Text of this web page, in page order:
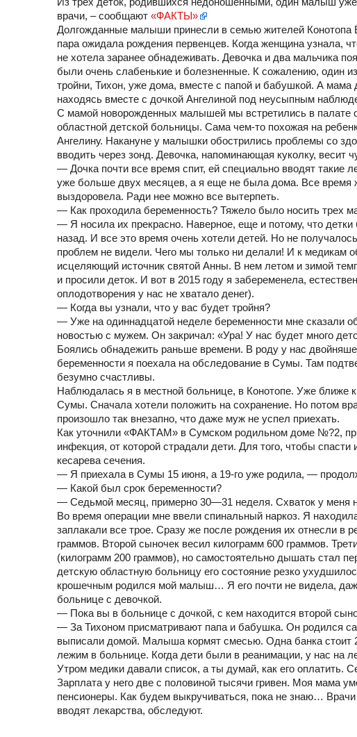
врачи, – сообщают «ФАКТЫ»
Долгожданные малыши принесли в семью жителей Конотопа
пара ожидала рождения первенцев. Когда женщина узнала,
не хотела заранее обнадеживать. Девочка и два мальчика
были очень слабенькие и болезненные. К сожалению, один
тройни, Тихон, уже дома, вместе с папой и бабушкой. А мама
находясь вместе с дочкой Ангелиной под неусыпным
С мамой новорожденных малышей мы встретились в
областной детской больницы. Сама чем-то похожая на
Ангелину. Накануне у малышки обострились проблемы со
вводить через зонд. Девочка, напоминающая куколку, весит
— Дочка почти все время спит, ей специально вводят
уже больше двух месяцев, а я еще не была дома. Все время
выздоровела. Ради нее можно все вытерпеть.
— Как проходила беременность? Тяжело было носить трех
— Я носила их прекрасно. Наверное, еще и потому, что
назад. И все это время очень хотели детей. Но не
проблем не видели. Чего мы только ни делали! И к медикам
исцеляющий источник святой Анны. В нем летом и зимой
и просили деток. И вот в 2015 году я забеременела,
оплодотворения у нас не хватало денег).
— Когда вы узнали, что у вас будет тройня?
— Уже на одиннадцатой неделе беременности мне сказали
новостью с мужем. Он закричал: «Ура! У нас будет много
Боялись обнадежить раньше времени. В роду у нас
беременности я поехала на обследование в Сумы. Там
безумно счастливы.
Наблюдалась я в местной больнице, в Конотопе. Уже ближе
Сумы. Сначала хотели положить на сохранение. Но потом
произошло так внезапно, что даже муж не успел приехать.
Как уточнили «ФАКТАМ» в Сумском родильном доме №?2,
инфекция, от которой страдали дети. Для того, чтобы
кесарева сечения.
— Я приехала в Сумы 15 июня, а 19-го уже родила, —
— Какой был срок беременности?
— Седьмой месяц, примерно 30—31 неделя. Схваток у меня
Во время операции мне ввели спинальный наркоз. Я
заплакали все трое. Сразу же после рождения их отнесли в
граммов. Второй сыночек весил килограмм 600 граммов.
(килограмм 200 граммов), но самостоятельно дышать стал
детскую областную больницу его состояние резко
крошечным родился мой малыш… Я его почти не видела,
больнице с девочкой.
— Пока вы в больнице с дочкой, с кем находится второй
— За Тихоном присматривают папа и бабушка. Он родился
выписали домой. Малыша кормят смесью. Одна банка стоит
лежим в больнице. Когда дети были в реанимации, у нас на
Утром медики давали список, а ты думай, как его оплатить.
Зарплата у него две с половиной тысячи гривен. Моя мама
пенсионеры. Как будем выкручиваться, пока не знаю…
вводят лекарства, обследуют.